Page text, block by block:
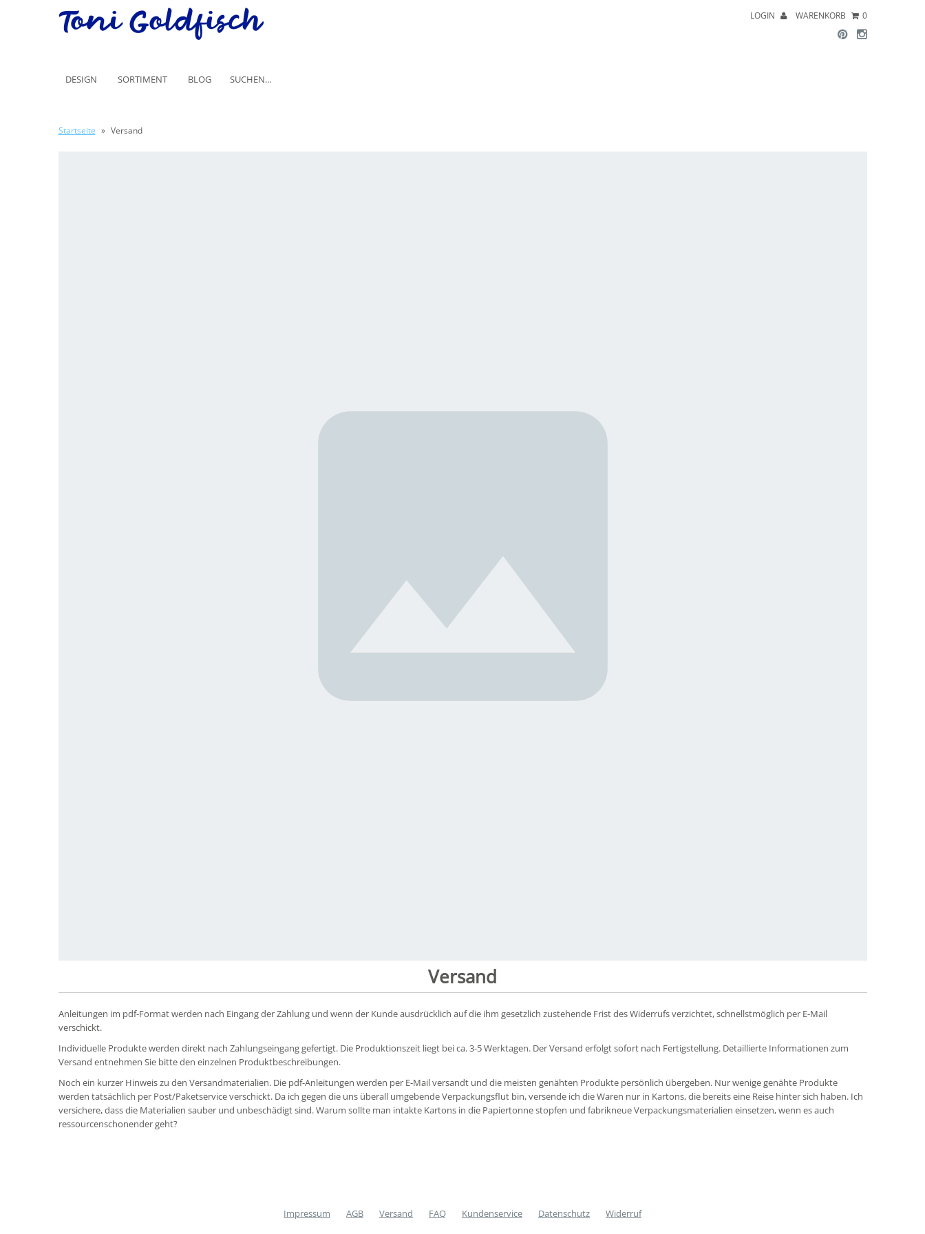
LOGIN WARENKORB 0
DESIGN SORTIMENT BLOG
Startseite » Versand
Versand
Anleitungen im pdf-Format werden nach Eingang der Zahlung und wenn der Kunde ausdrücklich auf die ihm gesetzlich zustehende Frist des Widerrufs verzichtet, schnellstmöglich per E-Mail
verschickt.
Individuelle Produkte werden direkt nach Zahlungseingang gefertigt. Die Produktionszeit liegt bei ca. 3-5 Werktagen. Der Versand erfolgt sofort nach Fertigstellung. Detaillierte Informationen zum
Versand entnehmen Sie bitte den einzelnen Produktbeschreibungen.
Noch ein kurzer Hinweis zu den Versandmaterialien. Die pdf-Anleitungen werden per E-Mail versandt und die meisten genähten Produkte persönlich übergeben. Nur wenige genähte Produkte
werden tatsächlich per Post/Paketservice verschickt. Da ich gegen die uns überall umgebende Verpackungsflut bin, versende ich die Waren nur in Kartons, die bereits eine Reise hinter sich haben. Ich
versichere, dass die Materialien sauber und unbeschädigt sind. Warum sollte man intakte Kartons in die Papiertonne stopfen und fabrikneue Verpackungsmaterialien einsetzen, wenn es auch
ressourcenschonender geht?
Impressum AGB Versand FAQ Kundenservice Datenschutz Widerruf